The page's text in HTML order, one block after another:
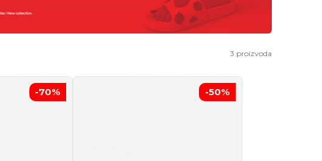
3 proizvoda
-70% -50%